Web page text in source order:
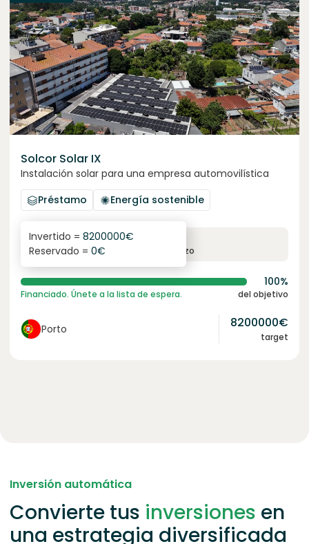
Solcor Solar IX
Instalación solar para una empresa automovilística
Préstamo
Energía sostenible
6.1%
interés anual plazo
Invertido = 8200000€
Reservado = 0€
100%
Financiado. Únete a la lista de espera. del objetivo
Porto 8200000€
target
Inversión automática
Convierte tus inversiones en
una estrategia diversificada